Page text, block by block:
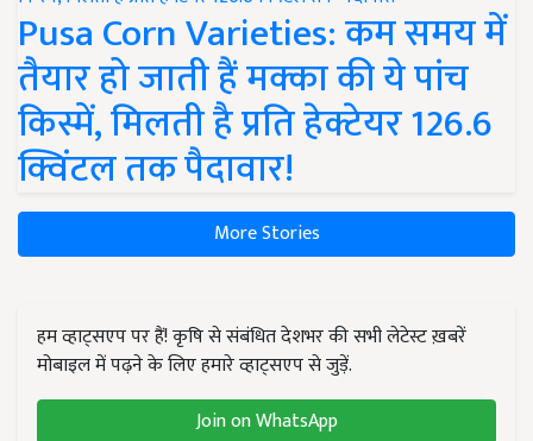
Pusa Corn Varieties: कम समय में
तैयार हो जाती हैं मक्का की ये पांच
किस्में, मिलती है प्रति हेक्टेयर 126.6
क्विंटल तक पैदावार!
More Stories
हम व्हाट्सएप पर हैं! कृषि से संबंधित देशभर की सभी लेटेस्ट ख़बरें
मोबाइल में पढ़ने के लिए हमारे व्हाट्सएप से जुड़ें.
Join on WhatsApp